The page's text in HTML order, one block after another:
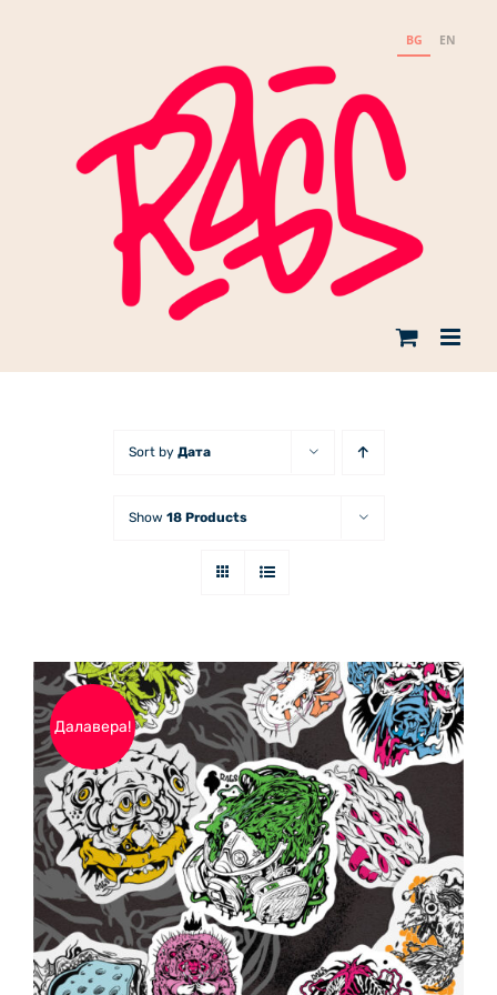
BG EN
Sort by Дата
Show 18 Products
Далавера!
ДОБАВЯНЕ В КОЛИЧКАТА
/
ДЕТАЙЛИ